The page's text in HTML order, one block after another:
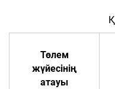
Төлем
жүйесінің
атауы